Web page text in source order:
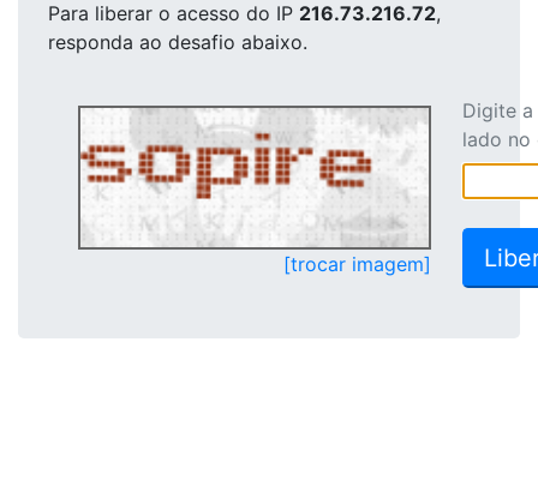
Para liberar o acesso do IP 216.73.216.72,
responda ao desafio abaixo.
[trocar imagem]
Digite
lado no